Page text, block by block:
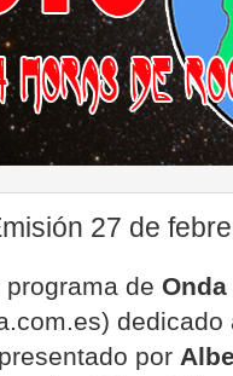
27 de
programa de
por